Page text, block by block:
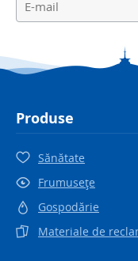
Produse
Sănătate
Frumuseţe
Gospodărie
Materiale de